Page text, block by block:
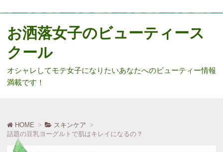
お洒落女子のビューティース
クール
オシャレしてモテ女子になりたいあなたへのビューティー情報
満載です！
HOME
スキンケア
話題の豆乳ヨーグルトで肌はキレイになるの？